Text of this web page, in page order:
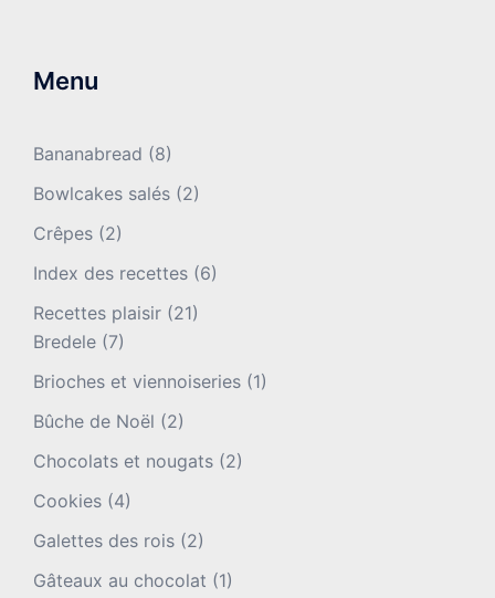
Menu
Bananabread (8)
Bowlcakes salés (2)
Crêpes (2)
Index des recettes (6)
Recettes plaisir (21)
Bredele (7)
Brioches et viennoiseries (1)
Bûche de Noël (2)
Chocolats et nougats (2)
Cookies (4)
Galettes des rois (2)
Gâteaux au chocolat (1)